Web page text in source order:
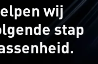
wij
stap